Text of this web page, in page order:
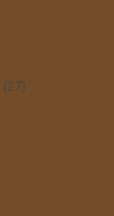
(27)